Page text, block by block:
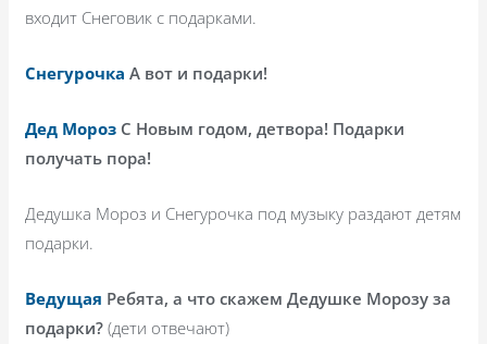
входит Снеговик с подарками.
СнегурочкаА вот и подарки!
Дед Мороз С Новым годом, детвора! Подарки
получать пора!
Дедушка Мороз и Снегурочка под музыку раздают детям
подарки.
Ведущая Ребята, а что скажем Дедушке Морозу за
подарки?(дети отвечают)